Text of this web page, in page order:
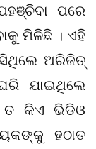
ପରେ
ମିଳିଛି । ଏହି
ଅରିଜିତ୍
ଯାଇଥିଲେ
ତ କିଏ ଭିଡିଓ
ହଠାତ